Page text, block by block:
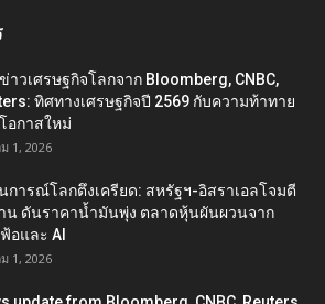
าวเศรษฐกิจโลกจาก Bloomberg, CNBC,
ทิศทางเศรษฐกิจปี 2569 กับความท้าทาย
อกาสใหม่
1, 2026
การณ์โลกตึงเครียด: สหรัฐฯ-อิสราเอลโจมตี
น ดันราคาน้ำมันพุ่ง ตลาดหุ้นผันผวนจาก
ฟ้อและ AI
1, 2026